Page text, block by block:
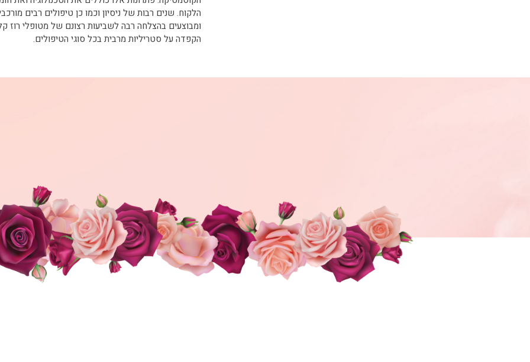
הלקוח. שנים רבות של ניסיון וכמו כן טיפולים רבים
ומבוצעים בהצלחה רבה לשביעות רצונם של מטופלי רוז
הקפדה על סטריליות מרבית בכל סוגי הטיפולים.